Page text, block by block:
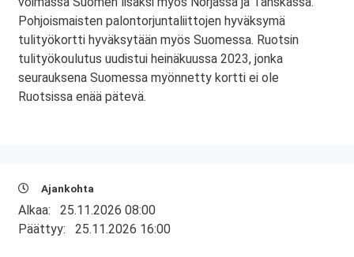
Pohjoismaisten palontorjuntaliittojen hyväksymä
tulityökortti hyväksytään myös Suomessa. Ruotsin
tulityökoulutus uudistui heinäkuussa 2023, jonka
seurauksena Suomessa myönnetty kortti ei ole
Ruotsissa enää pätevä.
Ajankohta
Alkaa: 25.11.2026 08:00
Päättyy: 25.11.2026 16:00